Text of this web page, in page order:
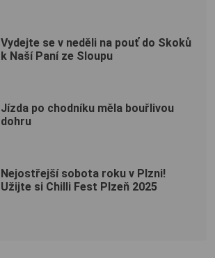
Vydejte se v neděli na pouť do Skoků
k Naší Paní ze Sloupu
Jízda po chodníku měla bouřlivou
dohru
Nejostřejší sobota roku v Plzni!
Užijte si Chilli Fest Plzeň 2025